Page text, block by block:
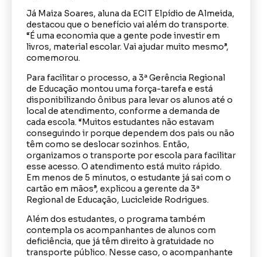
Já Maiza Soares, aluna da ECIT Elpídio de Almeida,
destacou que o benefício vai além do transporte.
“É uma economia que a gente pode investir em
livros, material escolar. Vai ajudar muito mesmo”,
comemorou.
Para facilitar o processo, a 3ª Gerência Regional
de Educação montou uma força-tarefa e está
disponibilizando ônibus para levar os alunos até o
local de atendimento, conforme a demanda de
cada escola. “Muitos estudantes não estavam
conseguindo ir porque dependem dos pais ou não
têm como se deslocar sozinhos. Então,
organizamos o transporte por escola para facilitar
esse acesso. O atendimento está muito rápido.
Em menos de 5 minutos, o estudante já sai com o
cartão em mãos”, explicou a gerente da 3ª
Regional de Educação, Lucicleide Rodrigues.
Além dos estudantes, o programa também
contempla os acompanhantes de alunos com
deficiência, que já têm direito à gratuidade no
transporte público. Nesse caso, o acompanhante